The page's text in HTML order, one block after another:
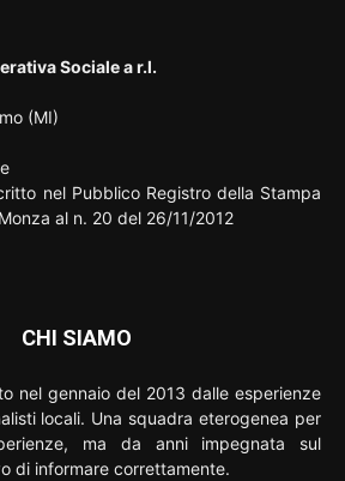
Sociale a r.l.
(MI)
nel Pubblico Registro della Stampa
al n. 20 del 26/11/2012
CHI SIAMO
nel gennaio del 2013 dalle esperienze
locali. Una squadra eterogenea per
ma da anni impegnata sul
di informare correttamente.